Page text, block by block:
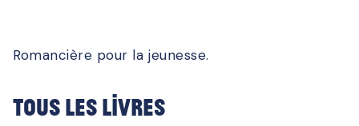
Romancière pour la jeunesse.
Tous les livres